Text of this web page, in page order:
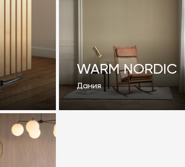
WARM NORDIC
Дания